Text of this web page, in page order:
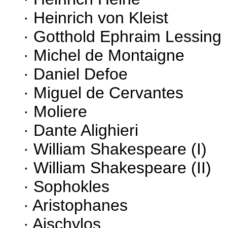
· Heinrich von Kleist
· Gotthold Ephraim Lessing
· Michel de Montaigne
· Daniel Defoe
· Miguel de Cervantes
· Moliere
· Dante Alighieri
· William Shakespeare (I)
· William Shakespeare (II)
· Sophokles
· Aristophanes
· Aischylos